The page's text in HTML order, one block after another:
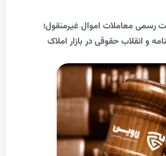
اموال غیرمنقول؛
حقوقی در بازار املاک